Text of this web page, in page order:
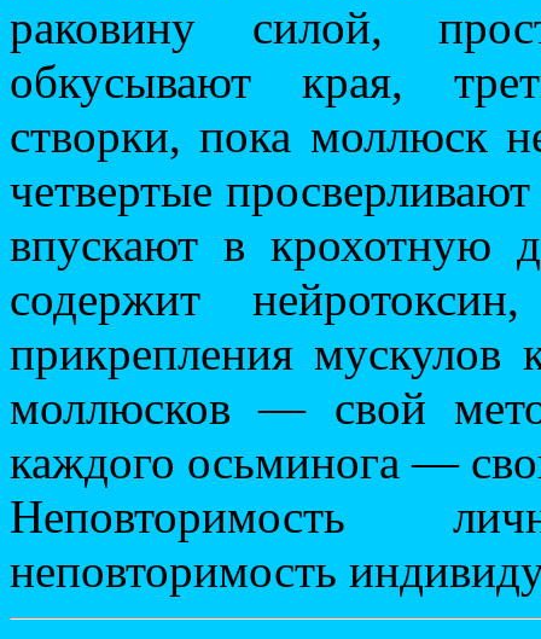
раковину силой,
обкусывают края,
створки, пока моллюск
четвертые
впускают в крохотную
содержит
прикрепления мускулов
моллюсков — свой
каждого осьминога —
Неповторимость
неповторимость